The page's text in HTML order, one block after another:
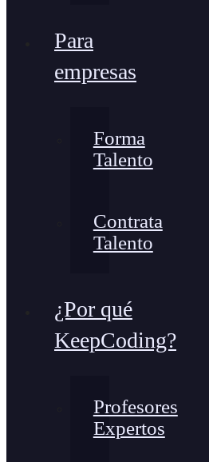
Para
empresas
Forma
Talento
Contrata
Talento
¿Por qué
KeepCoding?
Profesores
Expertos